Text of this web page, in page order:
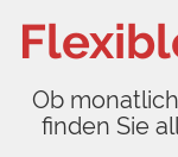
Ob
finden Sie